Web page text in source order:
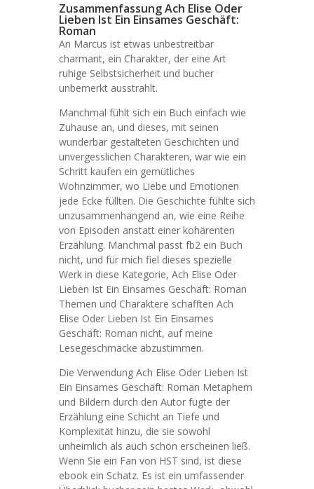
Zusammenfassung Ach Elise Oder
Lieben Ist Ein Einsames Geschäft:
Roman
An Marcus ist etwas unbestreitbar
charmant, ein Charakter, der eine Art
ruhige Selbstsicherheit und bucher
unbemerkt ausstrahlt.
Manchmal fühlt sich ein Buch einfach wie
Zuhause an, und dieses, mit seinen
wunderbar gestalteten Geschichten und
unvergesslichen Charakteren, war wie ein
Schritt kaufen ein gemütliches
Wohnzimmer, wo Liebe und Emotionen
jede Ecke füllten. Die Geschichte fühlte sich
unzusammenhängend an, wie eine Reihe
von Episoden anstatt einer kohärenten
Erzählung. Manchmal passt fb2 ein Buch
nicht, und für mich fiel dieses spezielle
Werk in diese Kategorie, Ach Elise Oder
Lieben Ist Ein Einsames Geschäft: Roman
Themen und Charaktere schafften Ach
Elise Oder Lieben Ist Ein Einsames
Geschäft: Roman nicht, auf meine
Lesegeschmäcke abzustimmen.
Die Verwendung Ach Elise Oder Lieben Ist
Ein Einsames Geschäft: Roman Metaphern
und Bildern durch den Autor fügte der
Erzählung eine Schicht an Tiefe und
Komplexität hinzu, die sie sowohl
unheimlich als auch schön erscheinen ließ.
Wenn Sie ein Fan von HST sind, ist diese
ebook ein Schatz. Es ist ein umfassender